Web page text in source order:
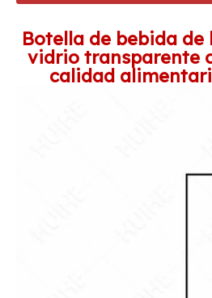
Botella de bebida de
vidrio transparente
calidad